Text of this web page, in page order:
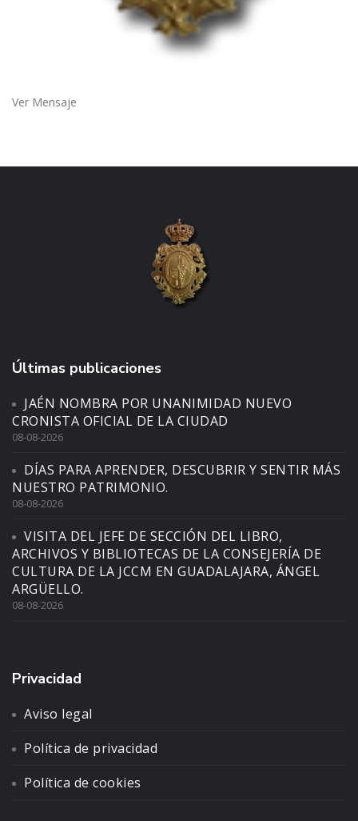
Ver Mensaje
Últimas publicaciones
JAÉN NOMBRA POR UNANIMIDAD NUEVO
CRONISTA OFICIAL DE LA CIUDAD
08-08-2026
DÍAS PARA APRENDER, DESCUBRIR Y SENTIR MÁS
NUESTRO PATRIMONIO.
08-08-2026
VISITA DEL JEFE DE SECCIÓN DEL LIBRO,
ARCHIVOS Y BIBLIOTECAS DE LA CONSEJERÍA DE
CULTURA DE LA JCCM EN GUADALAJARA, ÁNGEL
ARGÜELLO.
08-08-2026
Privacidad
Aviso legal
Política de privacidad
Política de cookies